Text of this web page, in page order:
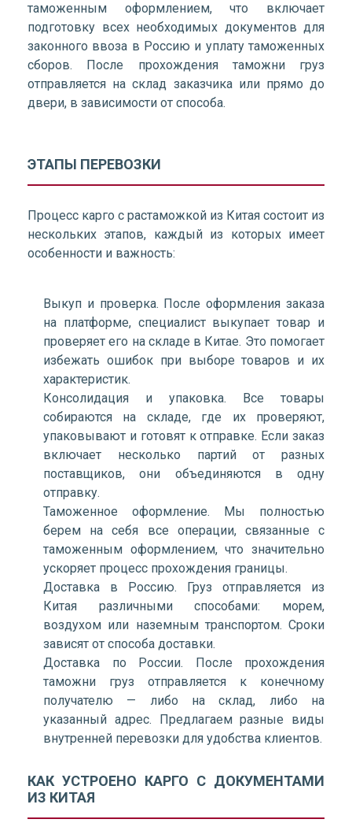
таможенным оформлением, что включает
подготовку всех необходимых документов для
законного ввоза в Россию и уплату таможенных
сборов. После прохождения таможни груз
отправляется на склад заказчика или прямо до
двери, в зависимости от способа.
ЭТАПЫ ПЕРЕВОЗКИ
Процесс карго с растаможкой из Китая состоит из
нескольких этапов, каждый из которых имеет
особенности и важность:
Выкуп и проверка. После оформления заказа
на платформе, специалист выкупает товар и
проверяет его на складе в Китае. Это помогает
избежать ошибок при выборе товаров и их
характеристик.
Консолидация и упаковка. Все товары
собираются на складе, где их проверяют,
упаковывают и готовят к отправке. Если заказ
включает несколько партий от разных
поставщиков, они объединяются в одну
отправку.
Таможенное оформление. Мы полностью
берем на себя все операции, связанные с
таможенным оформлением, что значительно
ускоряет процесс прохождения границы.
Доставка в Россию. Груз отправляется из
Китая различными способами: морем,
воздухом или наземным транспортом. Сроки
зависят от способа доставки.
Доставка по России. После прохождения
таможни груз отправляется к конечному
получателю — либо на склад, либо на
указанный адрес. Предлагаем разные виды
внутренней перевозки для удобства клиентов.
КАК УСТРОЕНО КАРГО С ДОКУМЕНТАМИ
ИЗ КИТАЯ